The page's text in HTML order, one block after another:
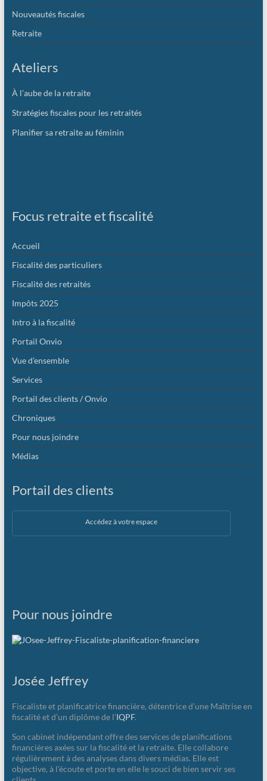
Nouveautés fiscales
Retraite
Ateliers
À l’aube de la retraite
Stratégies fiscales pour les retraités
Planifier sa retraite au féminin
Focus retraite et fiscalité
Accueil
Fiscalité des particuliers
Fiscalité des retraités
Impôts 2025
Intro à la fiscalité
Portail Onvio
Vue d’ensemble
Services
Portail des clients / Onvio
Chroniques
Pour nous joindre
Médias
Portail des clients
Accédez à votre espace
Pour nous joindre
Josée Jeffrey
Fiscaliste et planificatrice financière, détentrice d’une Maîtrise en
fiscalité et d’un diplôme de l’IQPF.
Son cabinet indépendant offre des services de planifications
financières axées sur la fiscalité et la retraite. Elle collabore
régulièrement à des analyses dans divers médias. Elle est
objective, à l’écoute et porte en elle le souci de bien servir ses